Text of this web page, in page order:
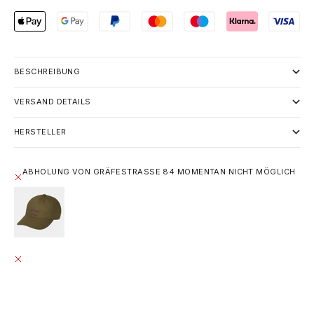
BESCHREIBUNG
VERSAND DETAILS
HERSTELLER
ABHOLUNG VON GRÄFESTRASSE 84 MOMENTAN NICHT MÖGLICH